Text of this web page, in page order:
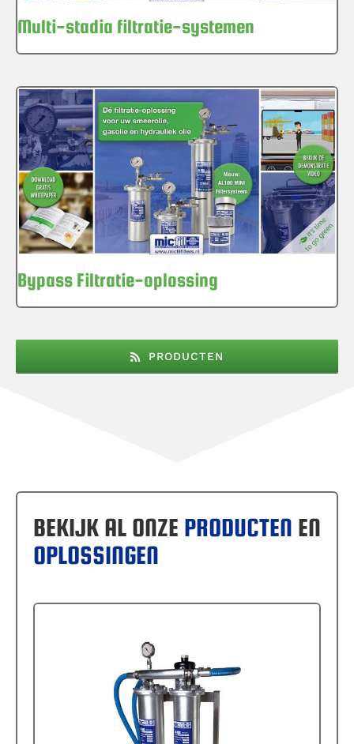
Multi-stadia filtratie-systemen
Bypass Filtratie-oplossing
PRODUCTEN
BEKIJK AL ONZE PRODUCTEN EN
OPLOSSINGEN